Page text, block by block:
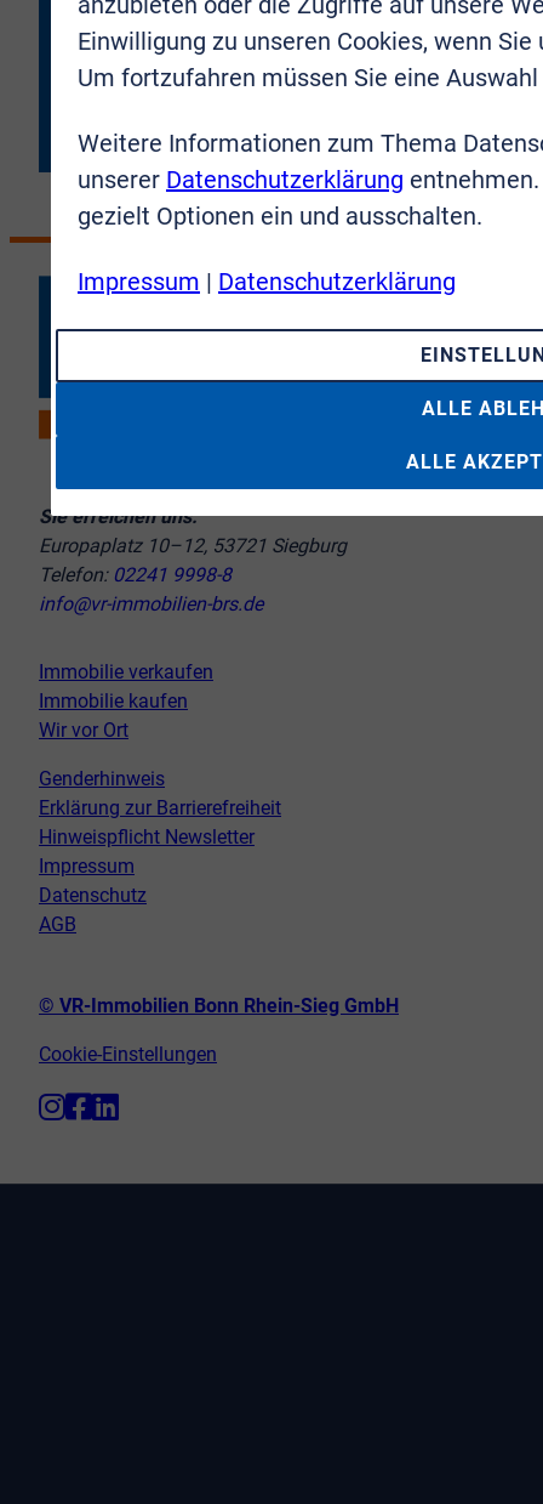
JETZT ANMELDEN
Sie erreichen uns:
Europaplatz 10–12, 53721 Siegburg
Telefon: 02241 9998-8
info@vr-immobilien-brs.de
Immobilie verkaufen
Immobilie kaufen
Wir vor Ort
Genderhinweis
Erklärung zur Barrierefreiheit
Hinweispflicht Newsletter
Impressum
Datenschutz
AGB
© VR-Immobilien Bonn Rhein-Sieg GmbH
Cookie-Einstellungen
Einwilligung zu unseren Cookies, wenn
Um fortzufahren müssen Sie eine
Weitere Informationen zum Thema
unserer Datenschutzerklärung
gezielt Optionen ein und ausschalten.
Impressum | Datenschutzerklärung
ALLE
ALLE